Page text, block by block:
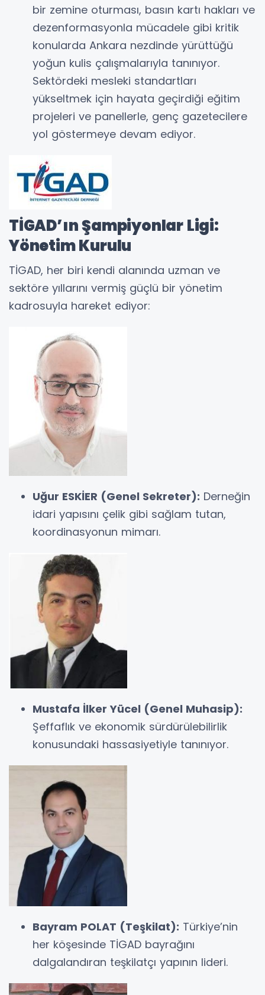
bir zemine oturması, basın kartı hakları ve
dezenformasyonla mücadele gibi kritik
konularda Ankara nezdinde yürüttüğü
yoğun kulis çalışmalarıyla tanınıyor.
Sektördeki mesleki standartları
yükseltmek için hayata geçirdiği eğitim
projeleri ve panellerle, genç gazetecilere
yol göstermeye devam ediyor.
TİGAD’ın Şampiyonlar Ligi:
Yönetim Kurulu
TİGAD, her biri kendi alanında uzman ve
sektöre yıllarını vermiş güçlü bir yönetim
kadrosuyla hareket ediyor:
Uğur ESKİER (Genel Sekreter): Derneğin
idari yapısını çelik gibi sağlam tutan,
koordinasyonun mimarı.
Mustafa İlker Yücel (Genel Muhasip):
Şeffaflık ve ekonomik sürdürülebilirlik
konusundaki hassasiyetiyle tanınıyor.
Bayram POLAT (Teşkilat): Türkiye’nin
her köşesinde TİGAD bayrağını
dalgalandıran teşkilatçı yapının lideri.